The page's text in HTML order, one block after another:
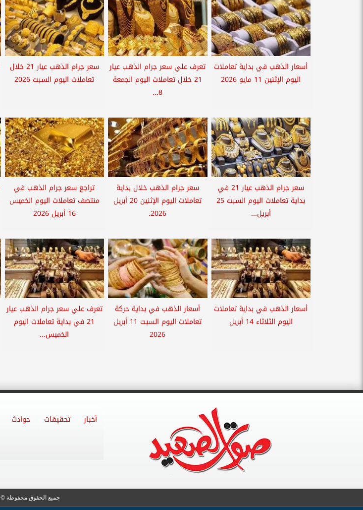
أسعار الذهب في بداية تعاملات
اليوم الإثنين 11 مايو 2026
تعرف علي سعر جرام الذهب عيار
21 خلال تعاملات اليوم الجمعة
8...
سعر جرام الذهب عيار 21 خلال
تعاملات اليوم السبت 2026
سعر جرام الذهب عيار 21 في
بداية تعاملات اليوم السبت 25
أبريل...
سعر جرام الذهب خلال بداية
تعاملات اليوم الإثنين 20 أبريل
2026.
تراجع سعر جرام الذهب في
منتصف تعاملات اليوم الخميس
16 أبريل 2026
أسعار الذهب في بداية تعاملات
اليوم الثلاثاء 14 أبريل
أسعار الذهب في بداية حركة
تعاملات اليوم السبت 11 أبريل
2026
تعرف علي سعر جرام الذهب عيار
21 في بداية تعاملات اليوم
الخميس...
أخبار تحقيقات حوادث
جميع الحقوق محفوظة ©